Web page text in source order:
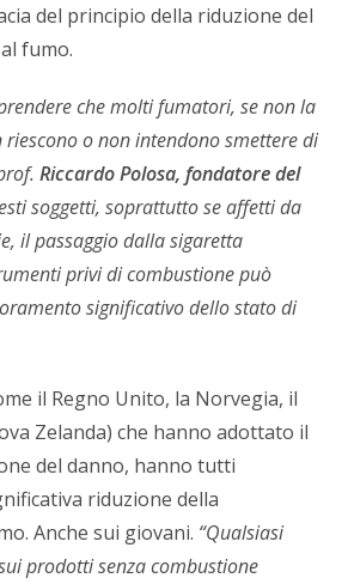
del principio della riduzione del
fumo.
che molti fumatori, se non la
o non intendono smettere di
Riccardo Polosa, fondatore del
soggetti, soprattutto se affetti da
il passaggio dalla sigaretta
privi di combustione può
significativo dello stato di
il Regno Unito, la Norvegia, il
Zelanda) che hanno adottato il
del danno, hanno tutti
riduzione della
Anche sui giovani. “Qualsiasi
prodotti senza combustione